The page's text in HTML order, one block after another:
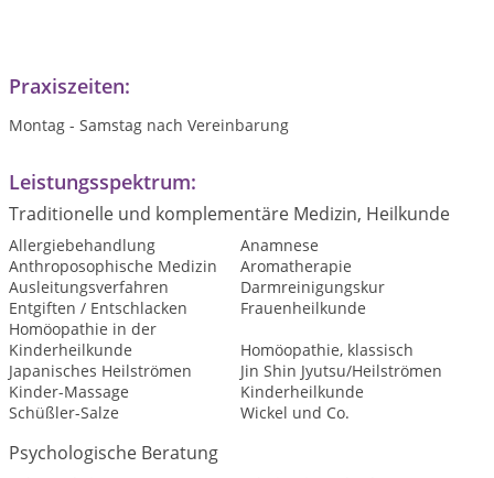
Praxiszeiten:
Montag - Samstag nach Vereinbarung
Leistungsspektrum:
Traditionelle und komplementäre Medizin, Heilkunde
Allergiebehandlung
Anamnese
Anthroposophische Medizin
Aromatherapie
Ausleitungsverfahren
Darmreinigungskur
Entgiften / Entschlacken
Frauenheilkunde
Homöopathie in der
Kinderheilkunde
Homöopathie, klassisch
Japanisches Heilströmen
Jin Shin Jyutsu/Heilströmen
Kinder-Massage
Kinderheilkunde
Schüßler-Salze
Wickel und Co.
Psychologische Beratung